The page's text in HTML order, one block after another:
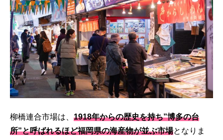
柳橋連合市場は、 1918年からの歴史を持ち”博多の台
所”と呼ばれるほど福岡県の海産物が並ぶ市場となりま